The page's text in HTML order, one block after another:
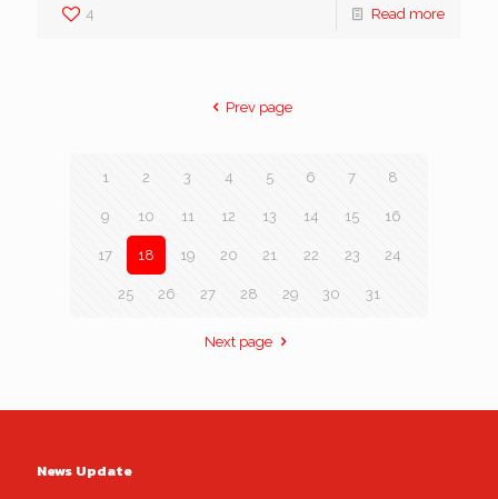
4 Read more
Prev page
1 2 3 4 5 6 7 8
9 10 11 12 13 14 15 16
17 18 19 20 21 22 23 24
25 26 27 28 29 30 31
Next page
News Update